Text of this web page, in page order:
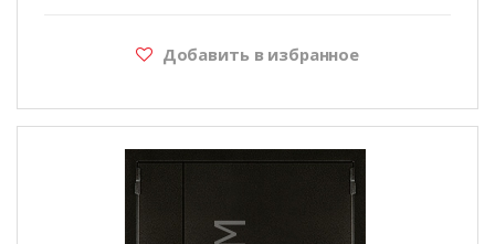
Добавить в избранное